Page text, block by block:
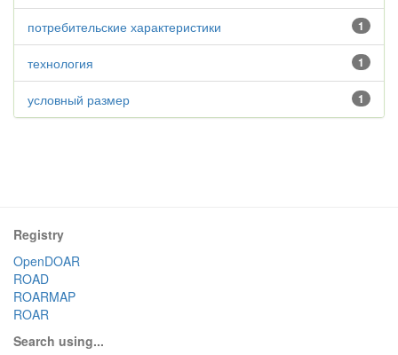
1
потребительские характеристики
1
технология
1
условный размер
Registry
OpenDOAR
ROAD
ROARMAP
ROAR
Search using...